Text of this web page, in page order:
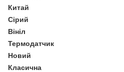
Китай
Сірий
Вініл
Термодатчик
Новий
Класична